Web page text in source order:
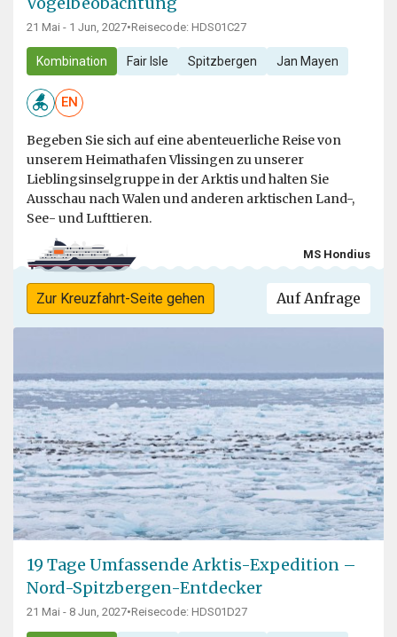
21 Mai - 1 Jun, 2027•Reisecode: HDS01C27
Kombination Fair Isle Spitzbergen Jan Mayen
EN
Begeben Sie sich auf eine abenteuerliche Reise von
unserem Heimathafen Vlissingen zu unserer
Lieblingsinselgruppe in der Arktis und halten Sie
Ausschau nach Walen und anderen arktischen Land-,
See- und Lufttieren.
MS Hondius
Zur Kreuzfahrt-Seite gehen Auf Anfrage
19 Tage Umfassende Arktis-Expedition –
Nord-Spitzbergen-Entdecker
21 Mai - 8 Jun, 2027•Reisecode: HDS01D27